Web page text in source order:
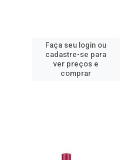
Faça seu login ou
cadastre-se para
ver preços e
comprar